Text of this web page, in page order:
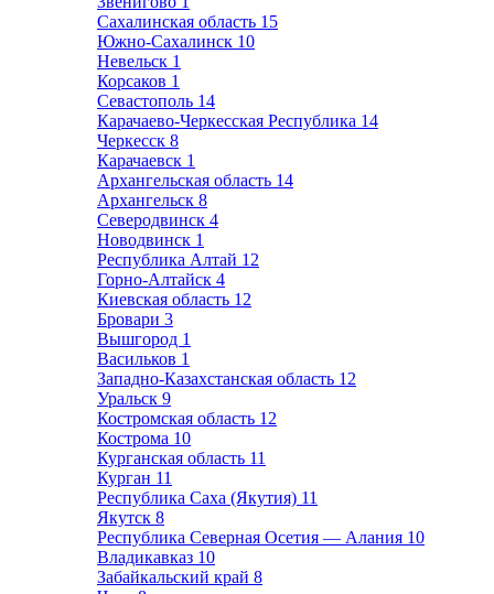
Сахалинская область 15
Южно-Сахалинск 10
Невельск 1
Корсаков 1
Севастополь 14
Карачаево-Черкесская Республика 14
Черкесск 8
Карачаевск 1
Архангельская область 14
Архангельск 8
Северодвинск 4
Новодвинск 1
Республика Алтай 12
Горно-Алтайск 4
Киевская область 12
Бровари 3
Вышгород 1
Васильков 1
Западно-Казахстанская область 12
Уральск 9
Костромская область 12
Кострома 10
Курганская область 11
Курган 11
Республика Саха (Якутия) 11
Якутск 8
Республика Северная Осетия — Алания 10
Владикавказ 10
Забайкальский край 8